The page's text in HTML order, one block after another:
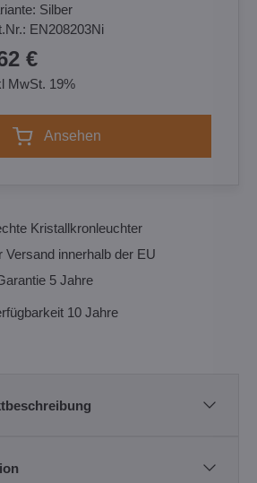
Silber
EN208203Ni
€
MwSt. 19%
Ansehen
Kristallkronleuchter
Versand innerhalb der EU
5 Jahre
10 Jahre